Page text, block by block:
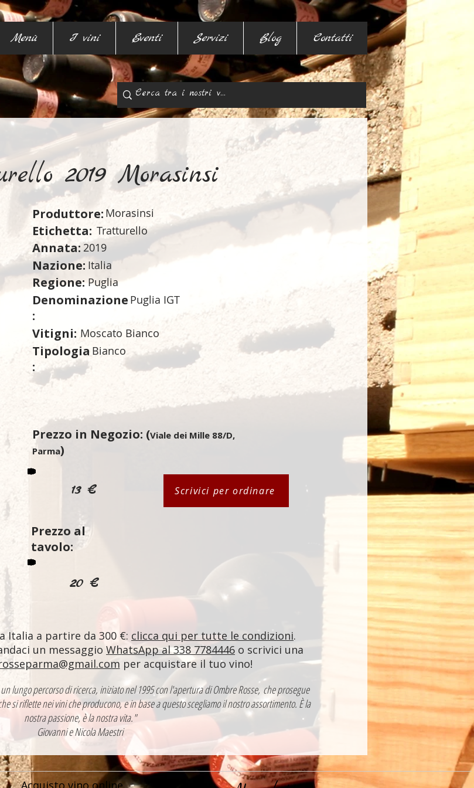
Menù I vini Eventi Servizi Blog Contatti
2019 Morasinsi
Produttore: Morasinsi
Etichetta: Tratturello
Annata: 2019
Nazione: Italia
Regione: Puglia
Denominazione
:
Puglia IGT
Vitigni: Moscato Bianco
Tipologia
:
Bianco
Prezzo in Negozio: (Viale dei Mille 88/D,
Parma)
13 € Scrivici per ordinare
Prezzo al
tavolo:
20 €
Italia a partire da 300 €: clicca qui per tutte le condizioni.
un messaggio WhatsApp al 338 7784446 o scrivici una
per acquistare il tuo vino!
lungo percorso di ricerca, iniziato nel 1995 con l'apertura di Ombre Rosse, che prosegue
si riflette nei vini che producono, e in base a questo scegliamo il nostro assortimento. È la
nostra passione, è la nostra vita."
Giovanni e Nicola Maestri
Acquisto vino online